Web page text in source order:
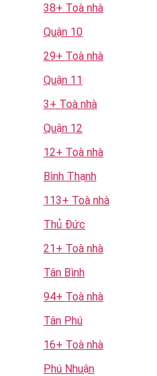
38+ Toà nhà
Quận 10
29+ Toà nhà
Quận 11
3+ Toà nhà
Quận 12
12+ Toà nhà
Bình Thạnh
113+ Toà nhà
Thủ Đức
21+ Toà nhà
Tân Bình
94+ Toà nhà
Tân Phú
16+ Toà nhà
Phú Nhuận